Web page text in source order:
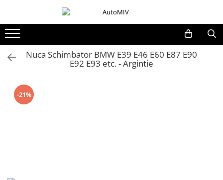
Oferta Saptamanii
Bloc Lumini
Nuca Schimbator BMW E39 E46 E60 E87 E90
E92 E93 etc. - Argintie
-21%